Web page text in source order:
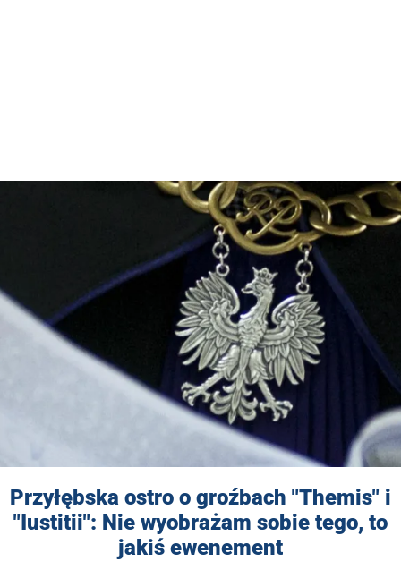
Przyłębska ostro o groźbach "Themis" i
"Iustitii": Nie wyobrażam sobie tego, to
jakiś ewenement